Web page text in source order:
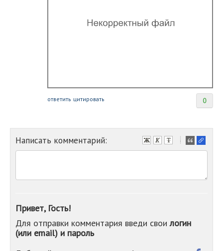
0
ответить цитировать
Написать комментарий:
-
-
-
-
Привет, Гость!
Для отправки комментария введи своилогин
(или email) и пароль